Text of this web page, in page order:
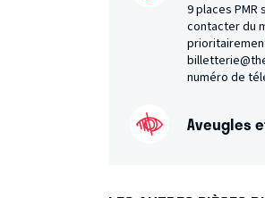
9 places
contacter du
numéro de
Aveugles